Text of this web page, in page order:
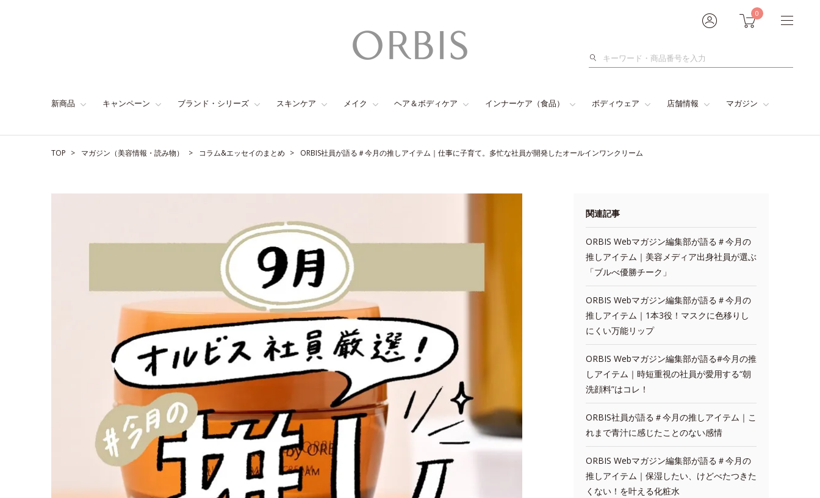
0
検
新商品 キャンペーン ブランド・シリーズ スキンケア メイク ヘア＆ボディケア インナーケア（食品） ボディウェア 店舗情報 マガジン
TOP マガジン（美容情報・読み物） コラム&エッセイのまとめ ORBIS社員が語る＃今月の推しアイテム｜仕事に子育て。多忙な社員が開発したオールインワンクリーム
関連記事
ORBIS Webマガジン編集部が語る＃今月の
推しアイテム｜美容メディア出身社員が選ぶ
「ブルべ優勝チーク」
ORBIS Webマガジン編集部が語る＃今月の
推しアイテム｜1本3役！マスクに色移りし
にくい万能リップ
ORBIS Webマガジン編集部が語る#今月の推
しアイテム｜時短重視の社員が愛用する“朝
洗顔料”はコレ！
ORBIS社員が語る＃今月の推しアイテム｜こ
れまで青汁に感じたことのない感情
ORBIS Webマガジン編集部が語る＃今月の
推しアイテム｜保湿したい、けどべたつきた
くない！を叶える化粧水